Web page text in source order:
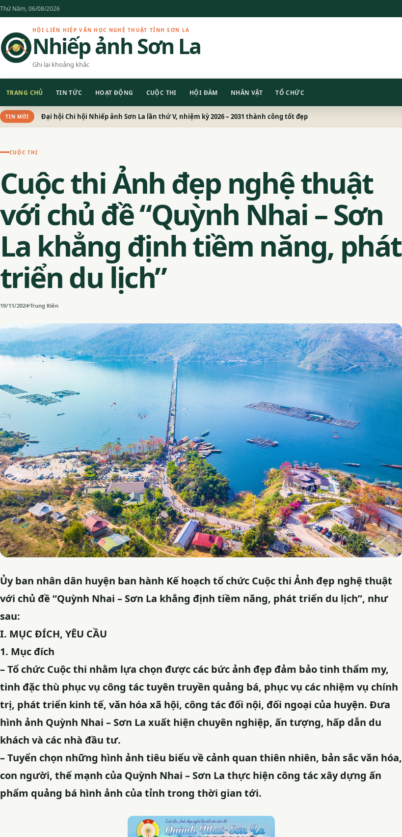
Chuyển
đến
dung
Thứ Năm, 06/08/2026
HỘI LIÊN HIỆP VĂN HỌC NGHỆ THUẬT TỈNH SƠN LA
Nhiếp ảnh Sơn La
Ghi lại khoảng khắc
TRANG CHỦ TIN TỨC HOẠT ĐỘNG CUỘC THI HỘI ĐÀM NHÂN VẬT TỔ CHỨC
TIN MỚI Đại hội Chi hội Nhiếp ảnh Sơn La lần thứ V, nhiệm kỳ 2026 – 2031 thành công tốt đẹp
CUỘC THI
Cuộc thi Ảnh đẹp nghệ thuật
với chủ đề “Quỳnh Nhai – Sơn
La khẳng định tiềm năng, phát
triển du lịch”
19/11/2024 Trung Kiên
Ủy ban nhân dân huyện ban hành Kế hoạch tổ chức Cuộc thi Ảnh đẹp nghệ thuật
với chủ đề “Quỳnh Nhai – Sơn La khẳng định tiềm năng, phát triển du lịch”, như
sau:
I. MỤC ĐÍCH, YÊU CẦU
1. Mục đích
– Tổ chức Cuộc thi nhằm lựa chọn được các bức ảnh đẹp đảm bảo tinh thẩm my,
tinh đặc thù phục vụ công tác tuyên truyền quảng bá, phục vụ các nhiệm vụ chính
trị, phát triển kinh tế, văn hóa xã hội, công tác đối nội, đối ngoại của huyện. Đưa
hình ảnh Quỳnh Nhai – Sơn La xuất hiện chuyên nghiệp, ấn tượng, hấp dẫn du
khách và các nhà đầu tư.
– Tuyển chọn những hình ảnh tiêu biểu về cảnh quan thiên nhiên, bản sắc văn hóa,
con người, thế mạnh của Quỳnh Nhai – Sơn La thực hiện công tác xây dựng ấn
phẩm quảng bá hình ảnh của tỉnh trong thời gian tới.